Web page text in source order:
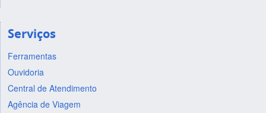
Serviços
Ferramentas
Ouvidoria
Central de Atendimento
Agência de Viagem